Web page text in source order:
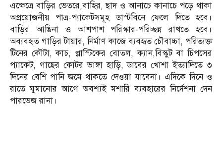
এক্ষেত্রে বাড়ির ভেতরে,বাহির, ছাদ ও আনাচে কানাচে পড়ে থাকা
অপ্রয়োজনীয় পাত্র-প্যাকেটসমূহ ডাস্টবিনে ফেলে দিতে হবে।
বাড়ির আঙিনা ও আশপাশ পরিস্কার-পরিচ্ছন্ন রাখতে হবে।
অব্যবহৃত গাড়ির টায়ার, নির্মাণ কাজে ব্যবহৃত চৌবাচ্চা, পরিত্যক্ত
টিনের কৌটা, কাচ, প্লাস্টিকের বোতল, ক্যান,বিস্কুট বা চিপসের
প্যাকেট, গাছের কোটর ভাঙ্গা হাড়ি, ডাবের খোশা ইত্যাদিতে ৩
দিনের বেশি পানি জমে থাকতে দেওয়া যাবেনা। এদিকে দিনে ও
রাতে ঘুমানোর আগে অবশ্যই মশারি ব্যবহারের নির্দেশনা দেন
পারভেজ রানা।